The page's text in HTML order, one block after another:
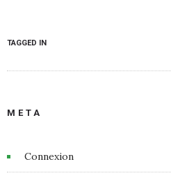
TAGGED IN
META
Connexion